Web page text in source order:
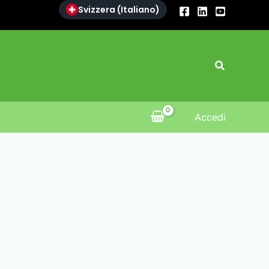
Svizzera (Italiano)
Search
Accedi